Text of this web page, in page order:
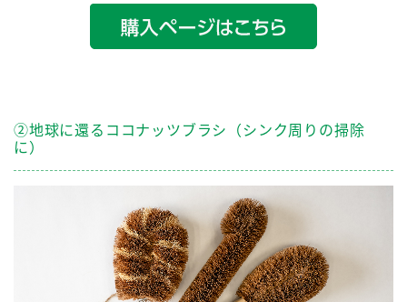
②地球に還るココナッツブラシ（シンク周りの掃除
に）